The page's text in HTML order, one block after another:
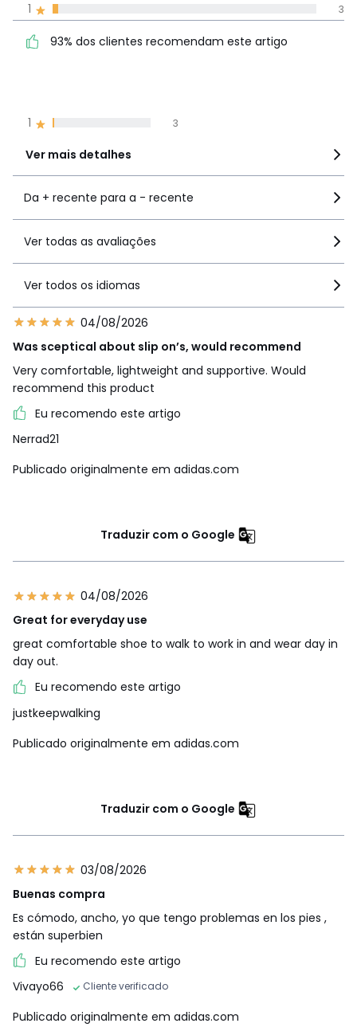
1 3
5
recomendam este artigo
Ver mais detalhes
1 3
93% dos clientes recomendam este artigo
Da + recente para a - recente
Ver todas as avaliações
Ver todos os idiomas
04/08/2026
Was sceptical about slip on’s, would recommend
Very comfortable, lightweight and supportive. Would
recommend this product
Eu recomendo este artigo
Nerrad21
Publicado originalmente em adidas.com
Traduzir com o Google
04/08/2026
Great for everyday use
great comfortable shoe to walk to work in and wear day in
day out.
Eu recomendo este artigo
justkeepwalking
Publicado originalmente em adidas.com
Traduzir com o Google
03/08/2026
Buenas compra
Es cómodo, ancho, yo que tengo problemas en los pies ,
están superbien
Eu recomendo este artigo
Vivayo66
Cliente verificado
Publicado originalmente em adidas.com